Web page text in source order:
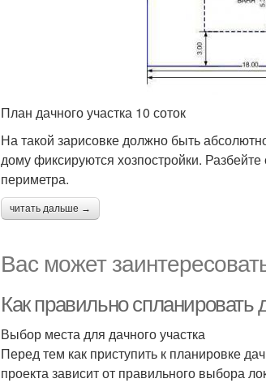
План дачного участка 10 соток
На такой зарисовке должно быть
дому фиксируются хозпостройки.
периметра.
читать дальше →
Вас может
Как правильно
Выбор места для дачного участка
Перед тем как приступить к планировке
проекта зависит от правильного выбора